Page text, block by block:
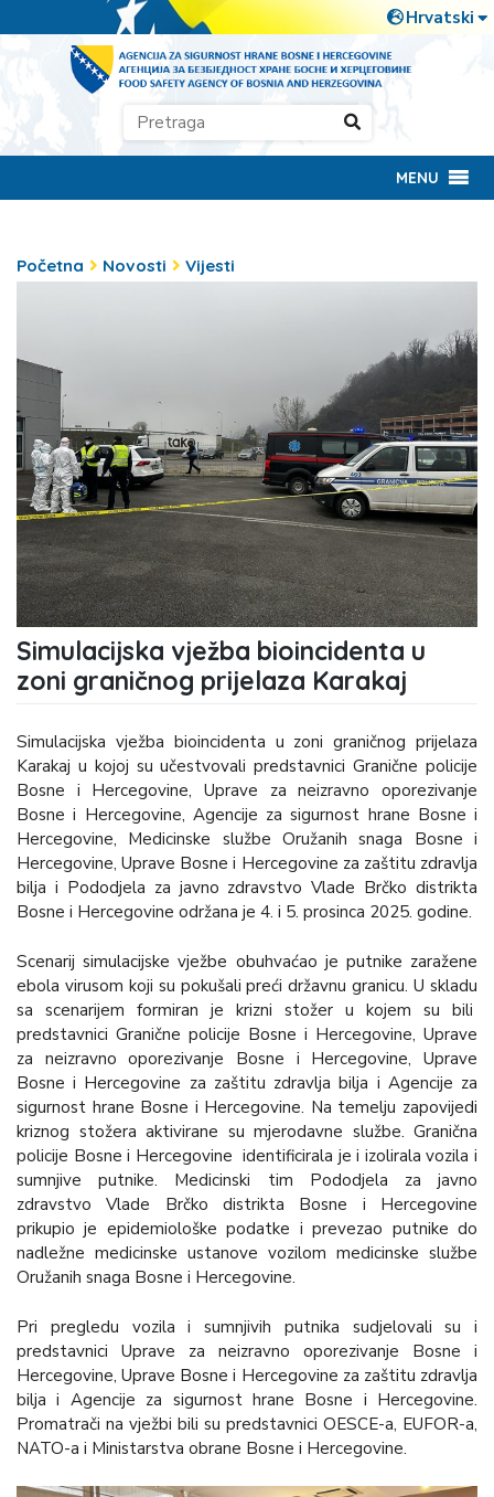
MENU
Početna Novosti Vijesti
Simulacijska vježba bioincidenta u
zoni graničnog prijelaza Karakaj
Simulacijska vježba bioincidenta u zoni graničnog prijelaza
Karakaj u kojoj su učestvovali predstavnici Granične policije
Bosne i Hercegovine, Uprave za neizravno oporezivanje
Bosne i Hercegovine, Agencije za sigurnost hrane Bosne i
Hercegovine, Medicinske službe Oružanih snaga Bosne i
Hercegovine, Uprave Bosne i Hercegovine za zaštitu zdravlja
bilja i Pododjela za javno zdravstvo Vlade Brčko distrikta
Bosne i Hercegovine održana je 4. i 5. prosinca 2025. godine.
Scenarij simulacijske vježbe obuhvaćao je putnike zaražene
ebola virusom koji su pokušali preći državnu granicu. U skladu
sa scenarijem formiran je krizni stožer u kojem su bili
predstavnici Granične policije Bosne i Hercegovine, Uprave
za neizravno oporezivanje Bosne i Hercegovine, Uprave
Bosne i Hercegovine za zaštitu zdravlja bilja i Agencije za
sigurnost hrane Bosne i Hercegovine. Na temelju zapovijedi
kriznog stožera aktivirane su mjerodavne službe. Granična
policije Bosne i Hercegovine identificirala je i izolirala vozila i
sumnjive putnike. Medicinski tim Pododjela za javno
zdravstvo Vlade Brčko distrikta Bosne i Hercegovine
prikupio je epidemiološke podatke i prevezao putnike do
nadležne medicinske ustanove vozilom medicinske službe
Oružanih snaga Bosne i Hercegovine.
Pri pregledu vozila i sumnjivih putnika sudjelovali su i
predstavnici Uprave za neizravno oporezivanje Bosne i
Hercegovine, Uprave Bosne i Hercegovine za zaštitu zdravlja
bilja i Agencije za sigurnost hrane Bosne i Hercegovine.
Promatrači na vježbi bili su predstavnici OESCE-a, EUFOR-a,
NATO-a i Ministarstva obrane Bosne i Hercegovine.